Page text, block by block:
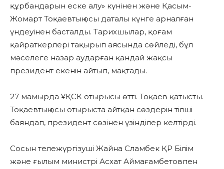
құрбандарын еске алу» күнінен және Қасым-
Жомарт Тоқаевтың осы даталы күнге арналған
үндеуінен басталды. Тарихшылар, қоғам
қайраткерлері тақырып аясында сөйледі, бұл
мәселеге назар аударған қандай жақсы
президент екенін айтып, мақтады.
27 мамырда ҰҚСК отырысы өтті. Тоқаев қатысты.
Тоқаевтың осы отырыста айтқан сөздерін тілші
баяндап, президент сөзінен үзінділер келтірді.
Сосын тележүргізуші Жайна Сламбек ҚР Білім
және ғылым министрі Асхат Аймағамбетовпен